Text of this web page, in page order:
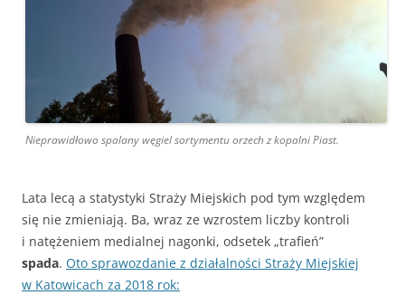
Nieprawidłowo spalany węgiel sortymentu orzech z kopalni Piast.
Lata lecą a statystyki Straży Miejskich pod tym względem
się nie zmieniają. Ba, wraz ze wzrostem liczby kontroli
i natężeniem medialnej nagonki, odsetek „trafień”
spada. Oto sprawozdanie z działalności Straży Miejskiej
w Katowicach za 2018 rok: